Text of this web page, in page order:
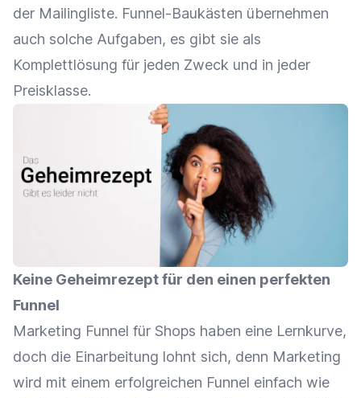
der Mailingliste. Funnel-Baukästen übernehmen
auch solche Aufgaben, es gibt sie als
Komplettlösung für jeden Zweck und in jeder
Preisklasse.
Keine Geheimrezept für den einen perfekten
Funnel
Marketing Funnel für Shops haben eine Lernkurve,
doch die Einarbeitung lohnt sich, denn Marketing
wird mit einem erfolgreichen Funnel einfach wie